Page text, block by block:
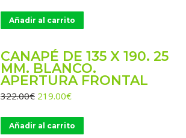
original
era:
actual
es:
Añadir al carrito
CANAPÉ DE 135 X 190. 25
MM. BLANCO.
APERTURA FRONTAL
322.00€ El
original
era:
219.00€El
actual
es:
Añadir al carrito